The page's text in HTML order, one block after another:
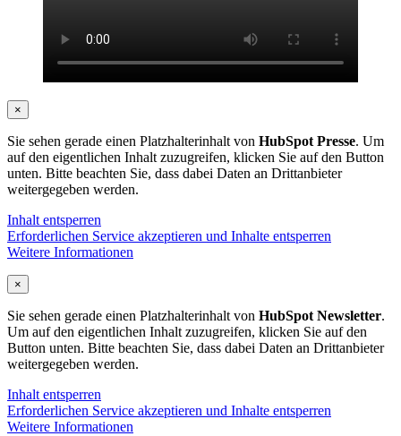
×
Sie sehen gerade einen Platzhalterinhalt von HubSpot Presse. Um
auf den eigentlichen Inhalt zuzugreifen, klicken Sie auf den Button
unten. Bitte beachten Sie, dass dabei Daten an Drittanbieter
weitergegeben werden.
Inhalt entsperren
Erforderlichen Service akzeptieren und Inhalte entsperren
Weitere Informationen
×
Sie sehen gerade einen Platzhalterinhalt von HubSpot Newsletter.
Um auf den eigentlichen Inhalt zuzugreifen, klicken Sie auf den
Button unten. Bitte beachten Sie, dass dabei Daten an Drittanbieter
weitergegeben werden.
Inhalt entsperren
Erforderlichen Service akzeptieren und Inhalte entsperren
Weitere Informationen